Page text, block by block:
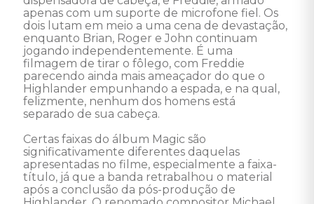
apenas com um suporte de microfone fiel. Os
dois lutam em meio a uma cena de devastação,
enquanto Brian, Roger e John continuam
jogando independentemente. É uma
filmagem de tirar o fôlego, com Freddie
parecendo ainda mais ameaçador do que o
Highlander empunhando a espada, e na qual,
felizmente, nenhum dos homens está
separado de sua cabeça.
Certas faixas do álbum Magic são
significativamente diferentes daquelas
apresentadas no filme, especialmente a faixa-
título, já que a banda retrabalhou o material
após a conclusão da pós-produção de